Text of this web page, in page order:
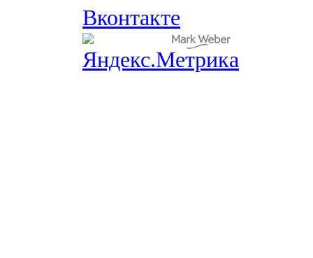
Вконтакте